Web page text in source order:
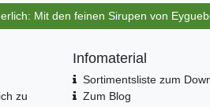
Mit den feinen Sirupen von
zu
Infomaterial
Sortimentsliste zum
Zum Blog